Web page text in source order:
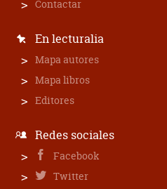
Contactar
En lecturalia
Mapa autores
Mapa libros
Editores
Redes sociales
Facebook
Twitter